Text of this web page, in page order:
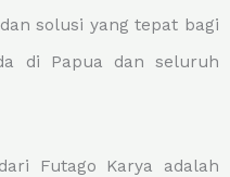
solusi yang tepat bagi
di Papua dan seluruh
Futago Karya adalah